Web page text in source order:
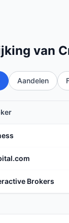
van
Aandelen
Brokers